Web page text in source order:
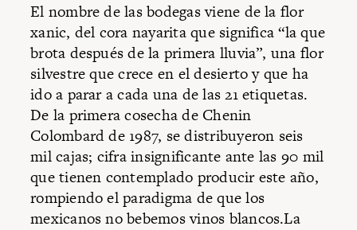
El nombre de las bodegas viene de la flor
xanic, del cora nayarita que significa “la que
brota después de la primera lluvia”, una flor
silvestre que crece en el desierto y que ha
ido a parar a cada una de las 21 etiquetas.
De la primera cosecha de Chenin
Colombard de 1987, se distribuyeron seis
mil cajas; cifra insignificante ante las 90 mil
que tienen contemplado producir este año,
rompiendo el paradigma de que los
mexicanos no bebemos vinos blancos.La